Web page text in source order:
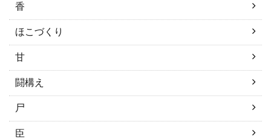
香
ほこづくり
甘
闘構え
尸
臣